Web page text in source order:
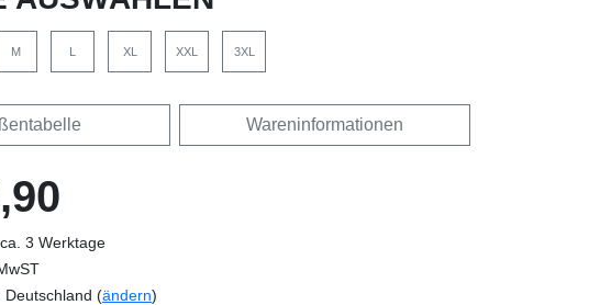
M L XL XXL 3XL
Wareninformationen
3 Werktage
Deutschland (ändern)